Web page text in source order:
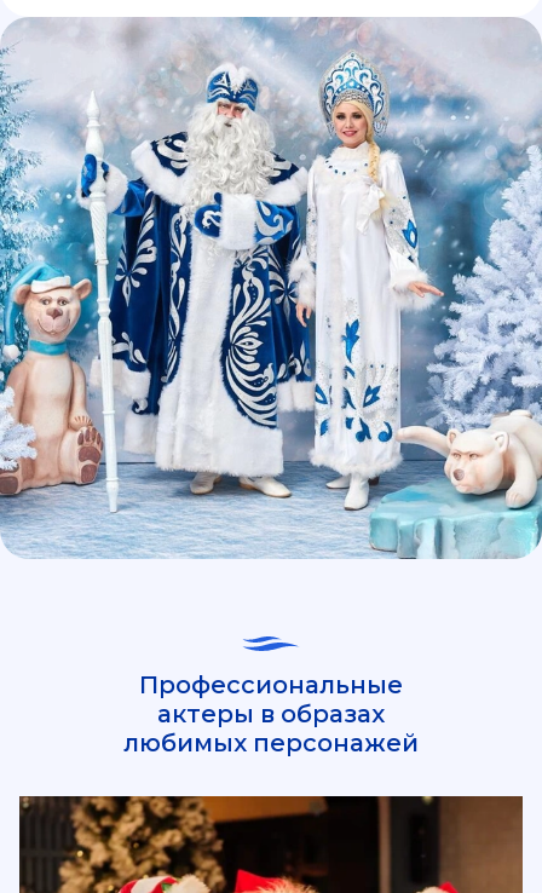
фотографий и тёплого общения с детьми.
Профессиональные
актеры в образах
любимых персонажей